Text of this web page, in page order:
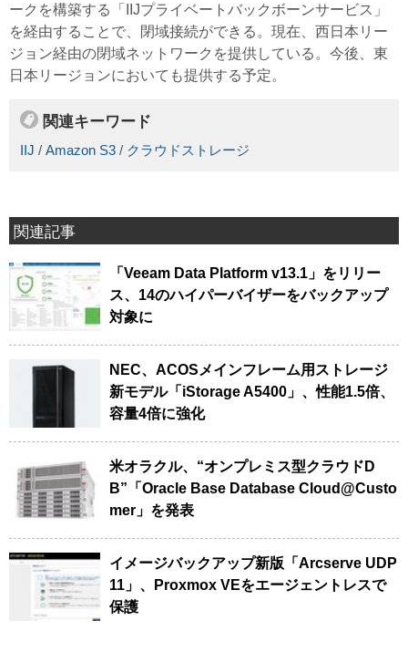
ークを構築する「IIJプライベートバックボーンサービス」
を経由することで、閉域接続ができる。現在、西日本リー
ジョン経由の閉域ネットワークを提供している。今後、東
日本リージョンにおいても提供する予定。
関連キーワード
IIJ / Amazon S3 / クラウドストレージ
関連記事
「Veeam Data Platform v13.1」をリリー
ス、14のハイパーバイザーをバックアップ
対象に
NEC、ACOSメインフレーム用ストレージ
新モデル「iStorage A5400」、性能1.5倍、
容量4倍に強化
米オラクル、“オンプレミス型クラウドD
B”「Oracle Base Database Cloud@Custo
mer」を発表
イメージバックアップ新版「Arcserve UDP
11」、Proxmox VEをエージェントレスで
保護